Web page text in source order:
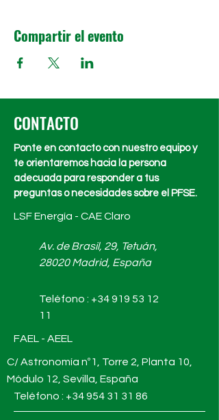
Compartir el evento
CONTACTO
Ponte en contacto con nuestro equipo y
te orientaremos hacia la persona
adecuada para responder a tus
preguntas o necesidades sobre el PFSE.
LSF Energía - CAE Claro
Av. de Brasil, 29, Tetuán,
28020 Madrid, España
Teléfono : +34 919 53 12
11
FAEL - AEEL
C/ Astronomía nº1, Torre 2, Planta 10,
Módulo 12, Sevilla, España
Teléfono : +34954 31 31 86